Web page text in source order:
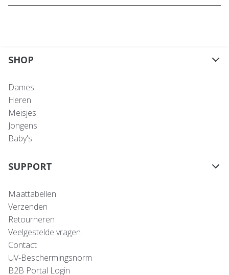
SHOP
Dames
Heren
Meisjes
Jongens
Baby's
SUPPORT
Maattabellen
Verzenden
Retourneren
Veelgestelde vragen
Contact
UV-Beschermingsnorm
B2B Portal Login